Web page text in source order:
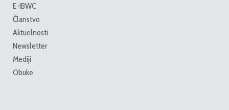
E-IBWC
Članstvo
Aktuelnosti
Newsletter
Mediji
Obuke